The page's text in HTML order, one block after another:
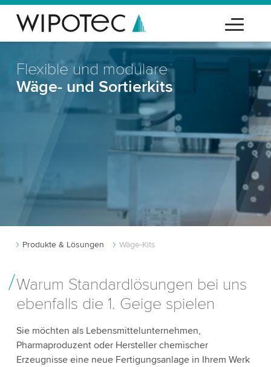
Flexible und modulare
Wäge- und Sortierkits
Produkte & Lösungen Wäge-Kits
Warum Standardlösungen bei uns
ebenfalls die 1. Geige spielen
Sie möchten als Lebensmittelunternehmen,
Pharmaproduzent oder Hersteller chemischer
Erzeugnisse eine neue Fertigungsanlage in Ihrem Werk